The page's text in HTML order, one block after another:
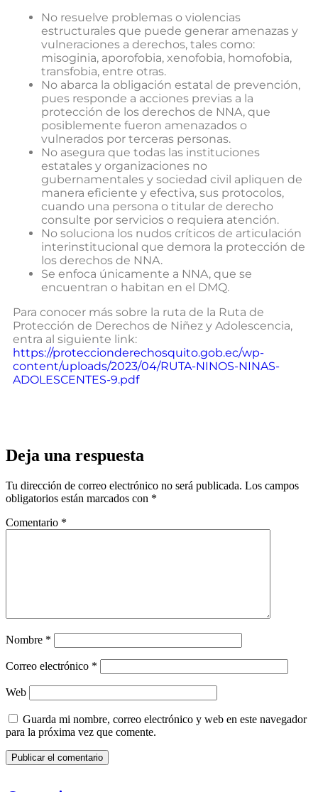
No resuelve problemas o violencias
estructurales que puede generar amenazas y
vulneraciones a derechos, tales como:
misoginia, aporofobia, xenofobia, homofobia,
transfobia, entre otras.
No abarca la obligación estatal de prevención,
pues responde a acciones previas a la
protección de los derechos de NNA, que
posiblemente fueron amenazados o
vulnerados por terceras personas.
No asegura que todas las instituciones
estatales y organizaciones no
gubernamentales y sociedad civil apliquen de
manera eficiente y efectiva, sus protocolos,
cuando una persona o titular de derecho
consulte por servicios o requiera atención.
No soluciona los nudos críticos de articulación
interinstitucional que demora la protección de
los derechos de NNA.
Se enfoca únicamente a NNA, que se
encuentran o habitan en el DMQ.
Para conocer más sobre la ruta de la Ruta de
Protección de Derechos de Niñez y Adolescencia,
entra al siguiente link:
https://proteccionderechosquito.gob.ec/wp-
content/uploads/2023/04/RUTA-NINOS-NINAS-
ADOLESCENTES-9.pdf
Deja una respuesta
Tu dirección de correo electrónico no será publicada. Los campos
obligatorios están marcados con *
Comentario *
Nombre *
Correo electrónico *
Web
Guarda mi nombre, correo electrónico y web en este navegador
para la próxima vez que comente.